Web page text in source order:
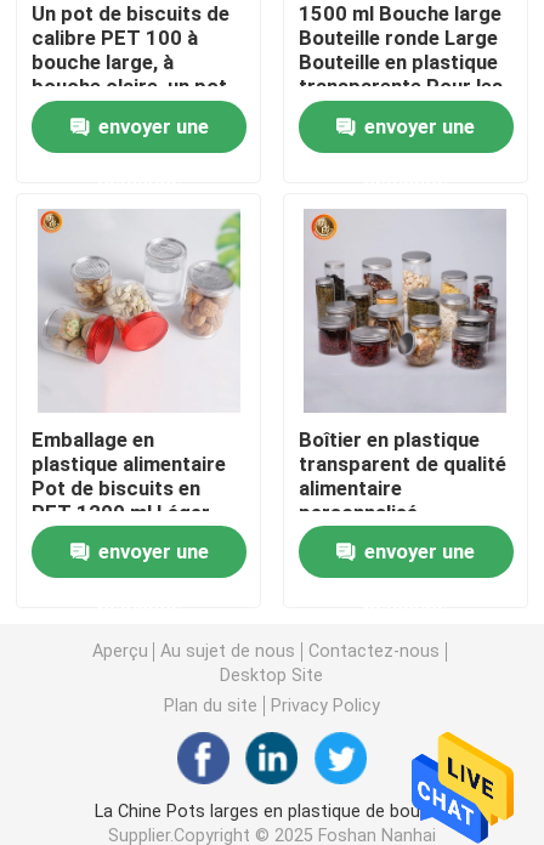
Contrôle de la qualité
Contact
nouvelles
Bouteille de pilule en plastique
Bouteille en plastique de sauce à compression
Bouteille de détergent de blanchisserie
Pesticides empaquetant des bouteilles
Capsule en plastique
Préformation en plastique de bouteille
Bouteilles en plastique de condiment
Un pot de biscuits de
calibre PET 100 à
bouche large, à
bouche claire, un pot
de biscuits de cuisine
envoyer une
1500 ml Bouche large
Bouteille ronde Large
Bouteille en plastique
transparente Pour les
aliments Calibre 100
envoyer une
Emballage en
plastique alimentaire
Pot de biscuits en
PET 1200 ml Léger
envoyer une
Boîtier en plastique
transparent de qualité
alimentaire
personnalisé
envoyer une
Aperçu Au sujet de nous
Contactez-nous
Desktop Site
Plan du site
Privacy Policy
La Chine Pots larges en plastique de bouche
Supplier.Copyright © 2025 Foshan Nanhai